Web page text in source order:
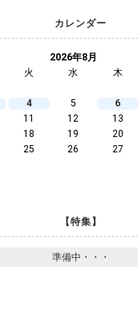
カレンダー
2026年8月
火 水 木
4 5 6
11 12 13
18 19 20
25 26 27
【特集】
準備中・・・